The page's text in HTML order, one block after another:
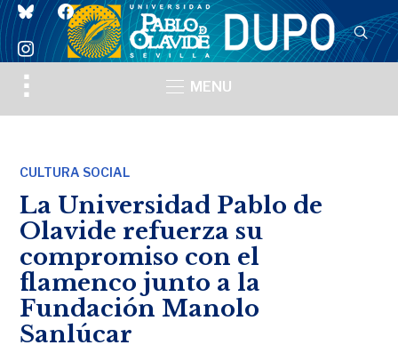
blueskyfacebook
instagram
Toggle
sidebar
MENU
CULTURA SOCIAL
La Universidad Pablo de
Olavide refuerza su
compromiso con el
flamenco junto a la
Fundación Manolo
Sanlúcar